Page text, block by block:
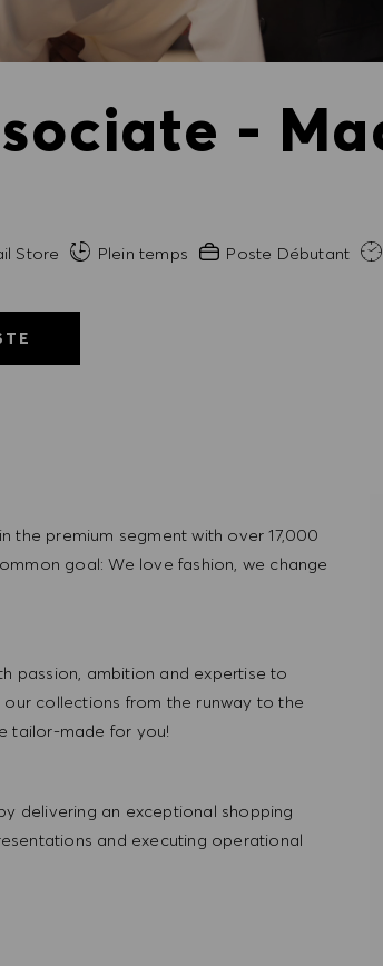
-
Store Plein temps Expérience requise
Poste Débutant
the premium segment with over 17,000
goal: We love fashion, we change
passion, ambition and expertise to
collections from the runway to the
tailor-made for you!
delivering an exceptional shopping
and executing operational